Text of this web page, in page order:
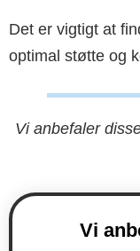
Det er vigtigt at
optimal støtte og
Vi anbefaler
Vi